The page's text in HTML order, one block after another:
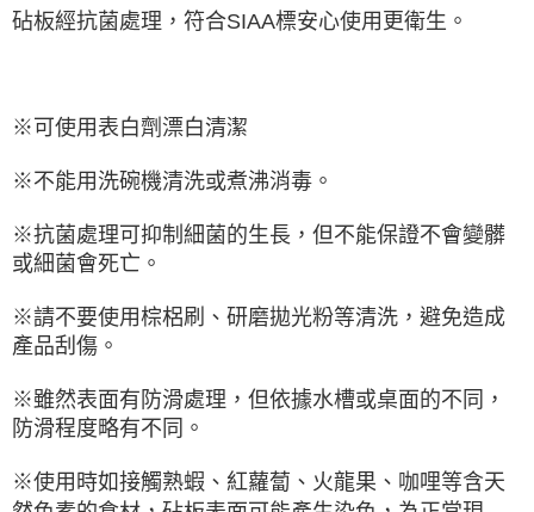
砧板經抗菌處理，符合SIAA標安心使用更衛生。
※可使用表白劑漂白清潔
※不能用洗碗機清洗或煮沸消毒。
※抗菌處理可抑制細菌的生長，但不能保證不會變髒
或細菌會死亡。
※請不要使用棕梠刷、研磨拋光粉等清洗，避免造成
產品刮傷。
※雖然表面有防滑處理，但依據水槽或桌面的不同，
防滑程度略有不同。
※使用時如接觸熟蝦、紅蘿蔔、火龍果、咖哩等含天